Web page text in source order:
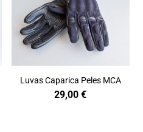
Luvas Caparica Peles MCA
29,00€